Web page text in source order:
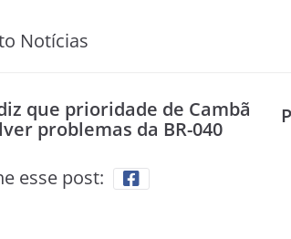
Notícias
que prioridade de Cambã
problemas da BR-040
esse post: